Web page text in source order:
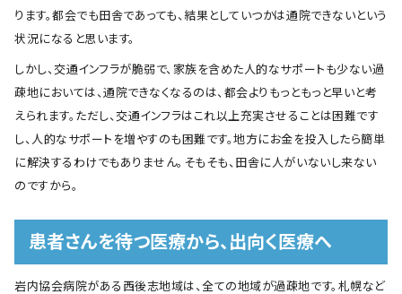
ります。都会でも田舎であっても、結果としていつかは通院できないという
状況になると思います。
しかし、交通インフラが脆弱で、家族を含めた人的なサポートも少ない過
疎地においては、通院できなくなるのは、都会よりもっともっと早いと考
えられます。ただし、交通インフラはこれ以上充実させることは困難です
し、人的なサポートを増やすのも困難です。地方にお金を投入したら簡単
に解決するわけでもありません。そもそも、田舎に人がいないし来ない
のですから。
患者さんを待つ医療から、出向く医療へ
岩内協会病院がある西後志地域は、全ての地域が過疎地です。札幌など